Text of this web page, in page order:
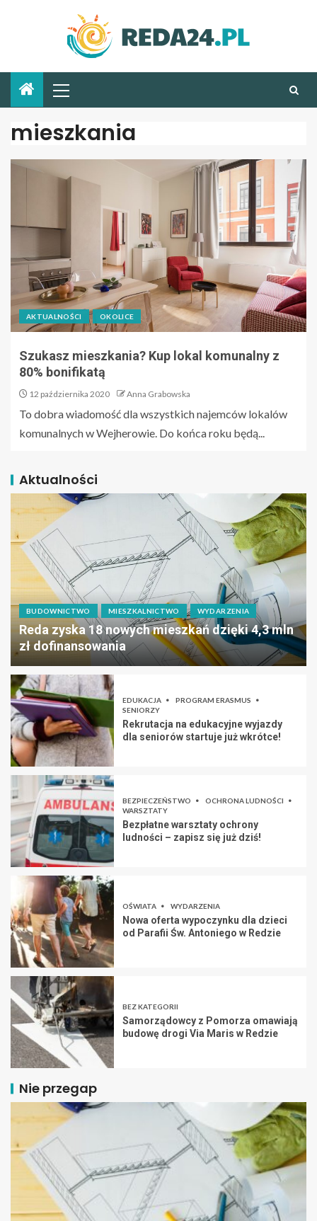
mieszkania
AKTUALNOŚCI OKOLICE
Szukasz mieszkania? Kup lokal komunalny z
80% bonifikatą
12 października 2020 Anna Grabowska
To dobra wiadomość dla wszystkich najemców lokalów
komunalnych w Wejherowie. Do końca roku będą...
Aktualności
BUDOWNICTWO MIESZKALNICTWO WYDARZENIA
Reda zyska 18 nowych mieszkań dzięki 4,3 mln
zł dofinansowania
EDUKACJA
PROGRAM ERASMUS
SENIORZY
Rekrutacja na edukacyjne wyjazdy
dla seniorów startuje już wkrótce!
BEZPIECZEŃSTWO
OCHRONA LUDNOŚCI
WARSZTATY
Bezpłatne warsztaty ochrony
ludności – zapisz się już dziś!
OŚWIATA WYDARZENIA
Nowa oferta wypoczynku dla dzieci
od Parafii Św. Antoniego w Redzie
BEZ KATEGORII
Samorządowcy z Pomorza omawiają
budowę drogi Via Maris w Redzie
Nie przegap